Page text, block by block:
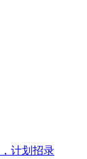
计划招录